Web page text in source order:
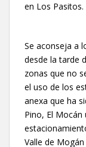
en Los Pasitos.
Se aconseja a
desde la tarde
zonas que no
el uso de los
anexa que ha
Pino, El
Valle de